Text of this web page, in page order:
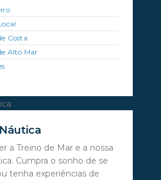
Costa
Alto Mar
a Treino de Mar e a nossa
Cumpra o sonho de se
tenha experiências de